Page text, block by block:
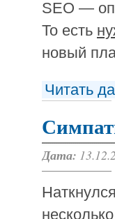
SEO —
То есть
новый
Читать
Дата: